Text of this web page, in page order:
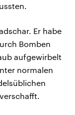
Er habe
Bomben
aufgewirbelt
normalen